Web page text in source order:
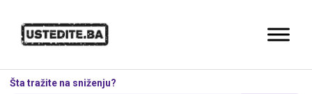
Šta tražite na sniženju?